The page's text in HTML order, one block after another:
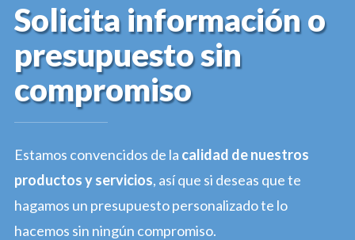
Solicita información o
presupuesto sin
compromiso
Estamos convencidos de la calidad de nuestros
productos y servicios, así que si deseas que te
hagamos un presupuesto personalizado te lo
hacemos sin ningún compromiso.